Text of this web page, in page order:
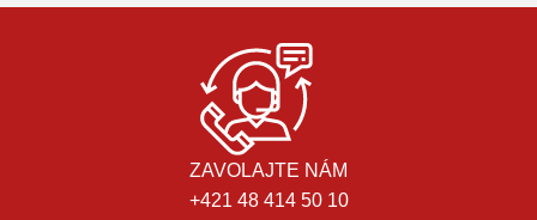
ZAVOLAJTE NÁM
+421 48 414 50 10